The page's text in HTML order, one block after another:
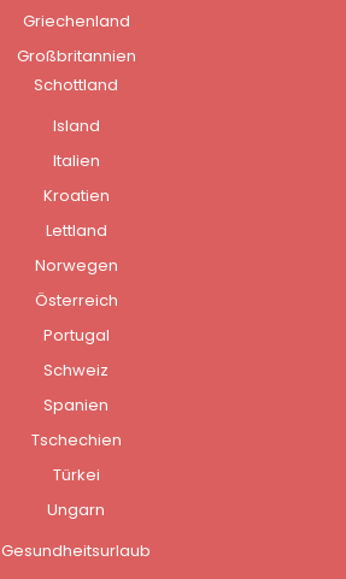
Griechenland
Großbritannien
Schottland
Island
Italien
Kroatien
Lettland
Norwegen
Österreich
Portugal
Schweiz
Spanien
Tschechien
Türkei
Ungarn
Gesundheitsurlaub